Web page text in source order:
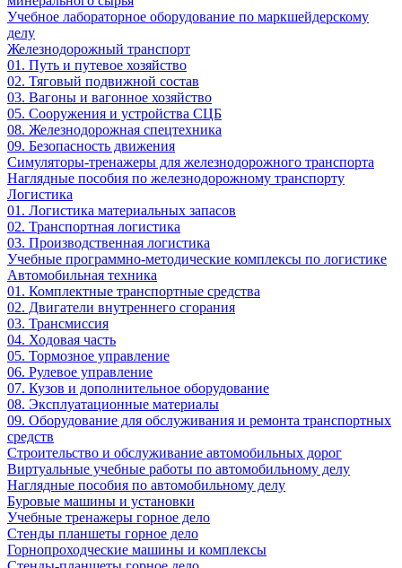
Учебное лабораторное оборудование по маркшейдерскому
делу
Железнодорожный транспорт
01. Путь и путевое хозяйство
02. Тяговый подвижной состав
03. Вагоны и вагонное хозяйство
05. Сооружения и устройства СЦБ
08. Железнодорожная спецтехника
09. Безопасность движения
Симуляторы-тренажеры для железнодорожного транспорта
Наглядные пособия по железнодорожному транспорту
Логистика
01. Логистика материальных запасов
02. Транспортная логистика
03. Производственная логистика
Учебные программно-методические комплексы по логистике
Автомобильная техника
01. Комплектные транспортные средства
02. Двигатели внутреннего сгорания
03. Трансмиссия
04. Ходовая часть
05. Тормозное управление
06. Рулевое управление
07. Кузов и дополнительное оборудование
08. Эксплуатационные материалы
09. Оборудование для обслуживания и ремонта транспортных
средств
Строительство и обслуживание автомобильных дорог
Виртуальные учебные работы по автомобильному делу
Наглядные пособия по автомобильному делу
Буровые машины и установки
Учебные тренажеры горное дело
Стенды планшеты горное дело
Горнопроходческие машины и комплексы